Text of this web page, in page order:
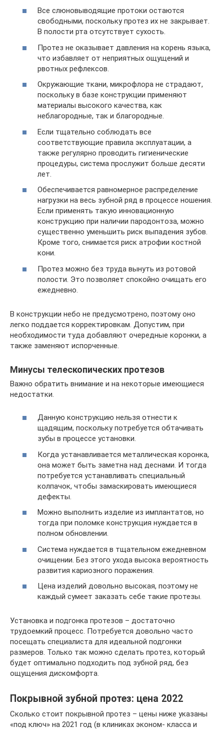
Все слюновыводящие протоки остаются
свободными, поскольку протез их не закрывает.
В полости рта отсутствует сухость.
Протез не оказывает давления на корень языка,
что избавляет от неприятных ощущений и
рвотных рефлексов.
Окружающие ткани, микрофлора не страдают,
поскольку в базе конструкции применяют
материалы высокого качества, как
неблагородные, так и благородные.
Если тщательно соблюдать все
соответствующие правила эксплуатации, а
также регулярно проводить гигиенические
процедуры, система прослужит больше десяти
лет.
Обеспечивается равномерное распределение
нагрузки на весь зубной ряд в процессе ношения.
Если применять такую инновационную
конструкцию при наличии пародонтоза, можно
существенно уменьшить риск выпадения зубов.
Кроме того, снимается риск атрофии костной
кони.
Протез можно без труда вынуть из ротовой
полости. Это позволяет спокойно очищать его
ежедневно.
В конструкции небо не предусмотрено, поэтому оно
легко поддается корректировкам. Допустим, при
необходимости туда добавляют очередные коронки, а
также заменяют испорченные.
Минусы телескопических протезов
Важно обратить внимание и на некоторые имеющиеся
недостатки.
Данную конструкцию нельзя отнести к
щадящим, поскольку потребуется обтачивать
зубы в процессе установки.
Когда устанавливается металлическая коронка,
она может быть заметна над деснами. И тогда
потребуется устанавливать специальный
колпачок, чтобы замаскировать имеющиеся
дефекты.
Можно выполнить изделие из имплантатов, но
тогда при поломке конструкция нуждается в
полном обновлении.
Система нуждается в тщательном ежедневном
очищении. Без этого ухода высока вероятность
развития кариозного поражения.
Цена изделий довольно высокая, поэтому не
каждый сумеет заказать себе такие протезы.
Установка и подгонка протезов – достаточно
трудоемкий процесс. Потребуется довольно часто
посещать специалиста для идеальной подгонки
размеров. Только так можно сделать протез, который
будет оптимально подходить под зубной ряд, без
ощущения дискомфорта.
Покрывной зубной протез: цена 2022
Сколько стоит покрывной протез – цены ниже указаны
«под ключ» на 2021 год (в клиниках эконом- класса и